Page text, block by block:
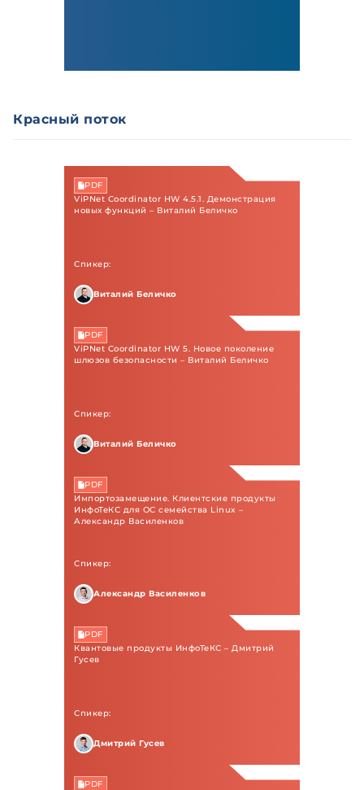
Красный поток
PDF
ViPNet Coordinator HW 4.5.1. Демонстрация
новых функций – Виталий Беличко
Спикер:
Виталий Беличко
PDF
ViPNet Coordinator HW 5. Новое поколение
шлюзов безопасности – Виталий Беличко
Спикер:
Виталий Беличко
PDF
Импортозамещение. Клиентские продукты
ИнфоТеКС для ОС семейства Linux –
Александр Василенков
Спикер:
Александр Василенков
PDF
Квантовые продукты ИнфоТеКС – Дмитрий
Гусев
Спикер:
Дмитрий Гусев
PDF